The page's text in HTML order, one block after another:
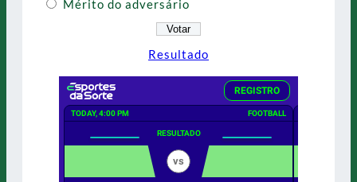
Mérito do adversário
Resultado